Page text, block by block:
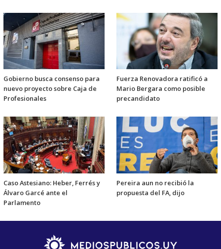
Gobierno busca consenso para
nuevo proyecto sobre Caja de
Profesionales
Fuerza Renovadora ratificó a
Mario Bergara como posible
precandidato
Caso Astesiano: Heber, Ferrés y
Álvaro Garcé ante el
Parlamento
Pereira aun no recibió la
propuesta del FA, dijo